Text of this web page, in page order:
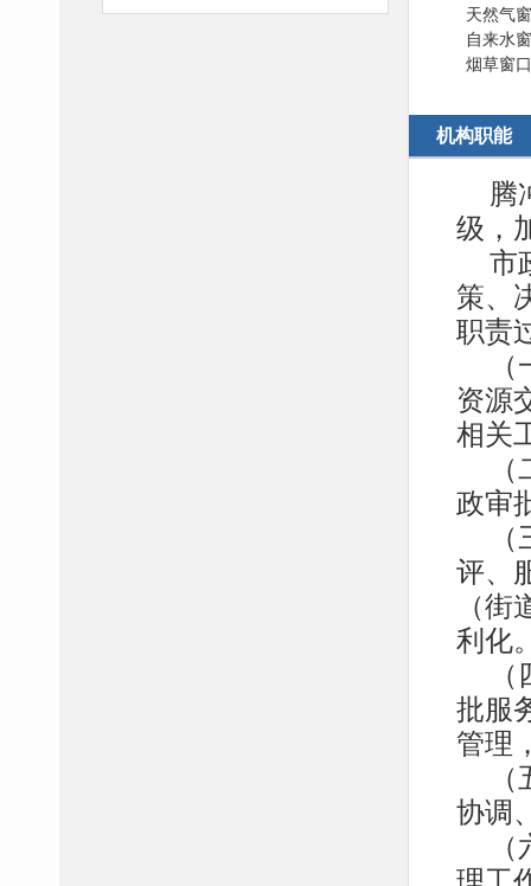
天然气
自来水
烟草窗
机构职能
腾
级，
市
策、
职责
资源
相关
政审
评、
（
利化
批服
管理
协调